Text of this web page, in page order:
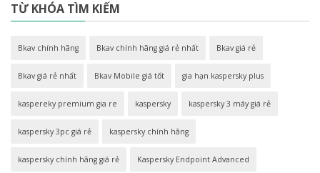
TỪ KHÓA TÌM KIẾM
Bkav chính hãng Bkav chính hãng giá rẻ nhất Bkav giá rẻ
Bkav giá rẻ nhất Bkav Mobile giá tốt gia hạn kaspersky plus
kaspereky premium gia re kaspersky kaspersky 3 máy giá rẻ
kaspersky 3pc giá rẻ kaspersky chính hãng
kaspersky chính hãng giá rẻ Kaspersky Endpoint Advanced